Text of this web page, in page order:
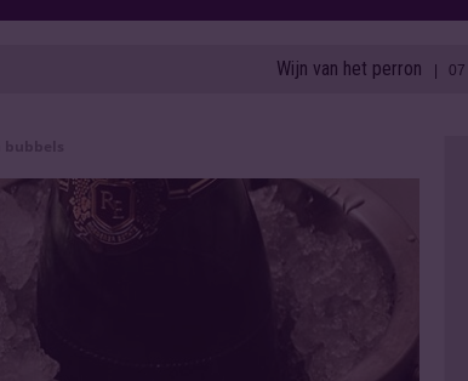
Wijn van het perron| 07 aug 2026